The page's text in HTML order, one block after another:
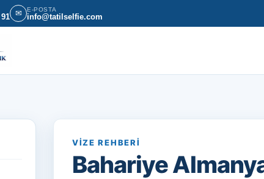
✉ E-POSTA
info@tatilselfie.com
VIZE REHBERI
Bahariye